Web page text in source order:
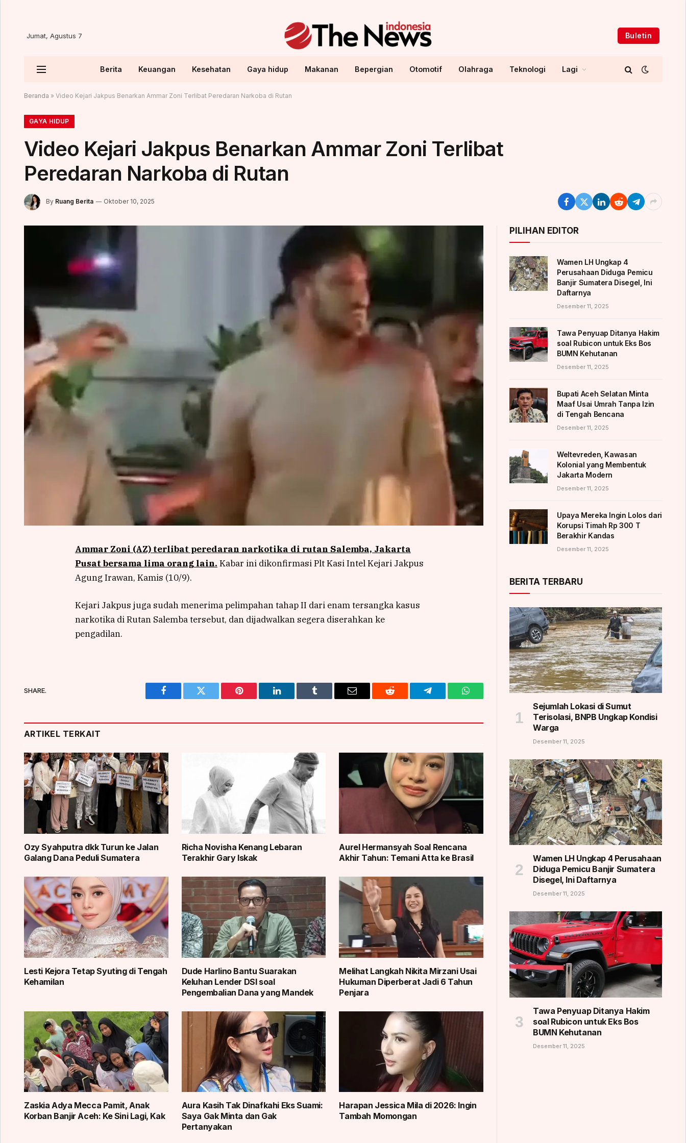
Jumat, Agustus 7 Buletin
Berita Keuangan Kesehatan Gaya hidup Makanan Bepergian Otomotif Olahraga Teknologi Lagi
Beranda » Video Kejari Jakpus Benarkan Ammar Zoni Terlibat Peredaran Narkoba di Rutan
GAYA HIDUP
Video Kejari Jakpus Benarkan Ammar Zoni Terlibat
Peredaran Narkoba di Rutan
By Ruang Berita Oktober 10, 2025
Ammar Zoni (AZ) terlibat peredaran narkotika di rutan Salemba, Jakarta
Pusat bersama lima orang lain. Kabar ini dikonfirmasi Plt Kasi Intel Kejari Jakpus
Agung Irawan, Kamis (10/9).
Kejari Jakpus juga sudah menerima pelimpahan tahap II dari enam tersangka kasus
narkotika di Rutan Salemba tersebut, dan dijadwalkan segera diserahkan ke
pengadilan.
SHARE.
Facebook Twitter Pinterest LinkedIn Tumblr Email Reddit Telegram WhatsApp
ARTIKEL TERKAIT
Ozy Syahputra dkk Turun ke Jalan
Galang Dana Peduli Sumatera
Richa Novisha Kenang Lebaran
Terakhir Gary Iskak
Aurel Hermansyah Soal Rencana
Akhir Tahun: Temani Atta ke Brasil
Lesti Kejora Tetap Syuting di Tengah
Kehamilan
Dude Harlino Bantu Suarakan
Keluhan Lender DSI soal
Pengembalian Dana yang Mandek
Melihat Langkah Nikita Mirzani Usai
Hukuman Diperberat Jadi 6 Tahun
Penjara
Zaskia Adya Mecca Pamit, Anak
Korban Banjir Aceh: Ke Sini Lagi, Kak
Aura Kasih Tak Dinafkahi Eks Suami:
Saya Gak Minta dan Gak
Pertanyakan
Harapan Jessica Mila di 2026: Ingin
Tambah Momongan
PILIHAN EDITOR
Wamen LH Ungkap 4
Perusahaan Diduga Pemicu
Banjir Sumatera Disegel, Ini
Daftarnya
Desember 11, 2025
Tawa Penyuap Ditanya Hakim
soal Rubicon untuk Eks Bos
BUMN Kehutanan
Desember 11, 2025
Bupati Aceh Selatan Minta
Maaf Usai Umrah Tanpa Izin
di Tengah Bencana
Desember 11, 2025
Weltevreden, Kawasan
Kolonial yang Membentuk
Jakarta Modern
Desember 11, 2025
Upaya Mereka Ingin Lolos dari
Korupsi Timah Rp 300 T
Berakhir Kandas
Desember 11, 2025
BERITA TERBARU
Sejumlah Lokasi di Sumut
Terisolasi, BNPB Ungkap Kondisi
Warga
Desember 11, 2025
Wamen LH Ungkap 4 Perusahaan
Diduga Pemicu Banjir Sumatera
Disegel, Ini Daftarnya
Desember 11, 2025
Tawa Penyuap Ditanya Hakim
soal Rubicon untuk Eks Bos
BUMN Kehutanan
Desember 11, 2025